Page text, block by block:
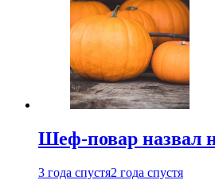
Шеф-повар назвал
3 года спустя2 года спустя